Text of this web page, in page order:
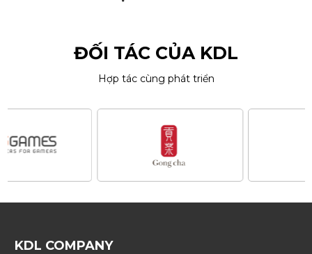
ĐỐI TÁC CỦA KDL
Hợp tác cùng phát triển
KDL COMPANY